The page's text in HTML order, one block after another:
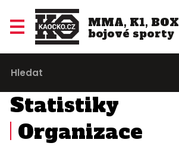
MMA, K1, BOX
bojové sporty
Statistiky
Organizace